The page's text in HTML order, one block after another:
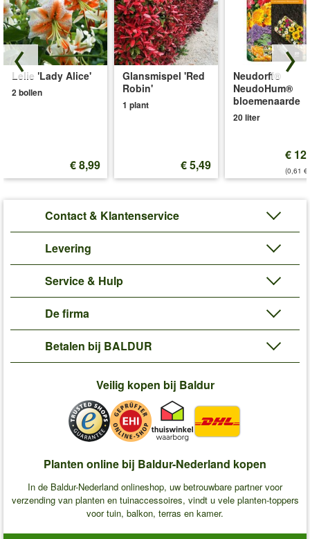
Lelie 'Lady Alice'
2 bollen
€ 8,99
Glansmispel 'Red
Robin'
1 plant
€ 5,49
Neudorff®
NeudoHum®
bloemenaarde
20 liter
€
(0,61
Contact & Klantenservice
Levering
Service & Hulp
De firma
Betalen bij BALDUR
Veilig kopen bij Baldur
Planten online bij Baldur-Nederland kopen
In de Baldur-Nederland onlineshop, uw betrouwbare partner voor
verzending van planten en tuinaccessoires, vindt u vele planten-toppers
voor tuin, balkon, terras en kamer.